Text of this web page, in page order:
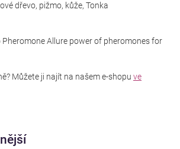
dřevo, pižmo, kůže, Tonka
Allure power of pheromones for
Můžete ji najít na našem e-shopu ve